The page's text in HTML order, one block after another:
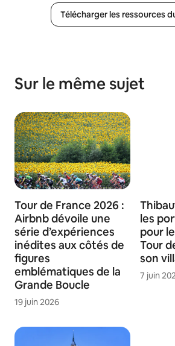
Télécharger les ressources
Sur le même sujet
Tour de France 2026 :
Airbnb dévoile une
série d’expériences
inédites aux côtés de
figures
emblématiques de la
Grande Boucle
19 juin 2026
les
pour
Tour
son
7 juin